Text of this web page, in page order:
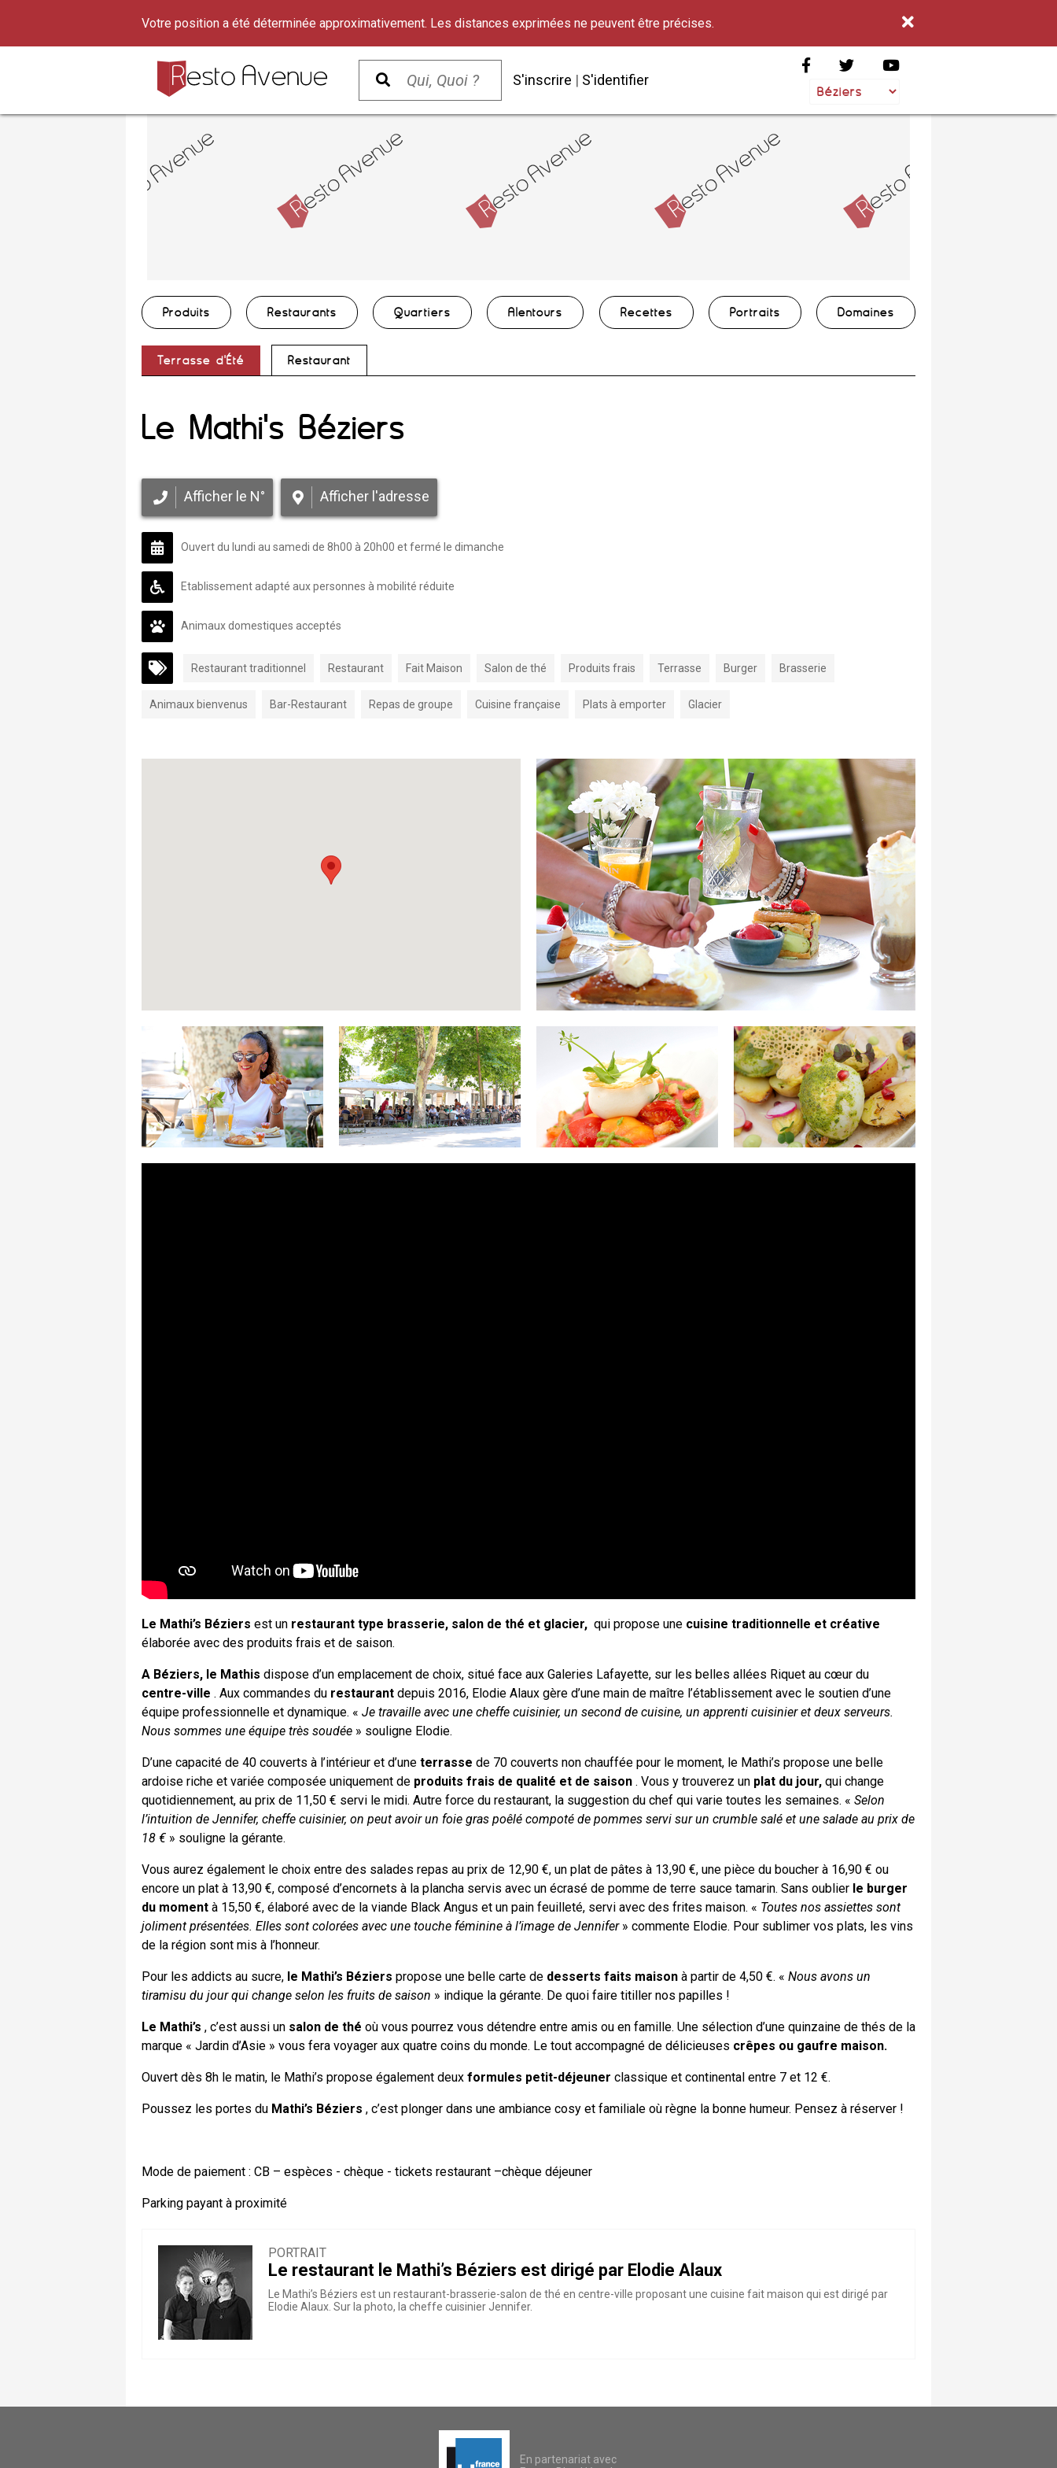
Votre position a été déterminée approximativement. Les distances exprimées ne peuvent être précises.
S'inscrire | S'identifier
Produits Restaurants Quartiers Alentours Recettes Portraits Domaines
Terrasse d'Été Restaurant
Le Mathi's Béziers
Afficher le N° Afficher l'adresse
Ouvert du lundi au samedi de 8h00 à 20h00 et fermé le dimanche
Etablissement adapté aux personnes à mobilité réduite
Animaux domestiques acceptés
Restaurant traditionnel Restaurant Fait Maison Salon de thé Produits frais Terrasse Burger Brasserie
Animaux bienvenus Bar-Restaurant Repas de groupe Cuisine française Plats à emporter Glacier
Le Mathi’s Béziers est un restaurant type brasserie, salon de thé et glacier, qui propose une cuisine traditionnelle et créative
élaborée avec des produits frais et de saison.
A Béziers, le Mathis dispose d’un emplacement de choix, situé face aux Galeries Lafayette, sur les belles allées Riquet au cœur du
centre-ville . Aux commandes du restaurant depuis 2016, Elodie Alaux gère d’une main de maître l’établissement avec le soutien d’une
équipe professionnelle et dynamique. « Je travaille avec une cheffe cuisinier, un second de cuisine, un apprenti cuisinier et deux serveurs.
Nous sommes une équipe très soudée » souligne Elodie.
D’une capacité de 40 couverts à l’intérieur et d’une terrasse de 70 couverts non chauffée pour le moment, le Mathi’s propose une belle
ardoise riche et variée composée uniquement de produits frais de qualité et de saison . Vous y trouverez un plat du jour, qui change
quotidiennement, au prix de 11,50 € servi le midi. Autre force du restaurant, la suggestion du chef qui varie toutes les semaines. « Selon
l’intuition de Jennifer, cheffe cuisinier, on peut avoir un foie gras poêlé compoté de pommes servi sur un crumble salé et une salade au prix de
18 € » souligne la gérante.
Vous aurez également le choix entre des salades repas au prix de 12,90 €, un plat de pâtes à 13,90 €, une pièce du boucher à 16,90 € ou
encore un plat à 13,90 €, composé d’encornets à la plancha servis avec un écrasé de pomme de terre sauce tamarin. Sans oublier le burger
du moment à 15,50 €, élaboré avec de la viande Black Angus et un pain feuilleté, servi avec des frites maison. « Toutes nos assiettes sont
joliment présentées. Elles sont colorées avec une touche féminine à l’image de Jennifer » commente Elodie. Pour sublimer vos plats, les vins
de la région sont mis à l’honneur.
Pour les addicts au sucre, le Mathi’s Béziers propose une belle carte de desserts faits maison à partir de 4,50 €. « Nous avons un
tiramisu du jour qui change selon les fruits de saison » indique la gérante. De quoi faire titiller nos papilles !
Le Mathi’s , c’est aussi un salon de thé où vous pourrez vous détendre entre amis ou en famille. Une sélection d’une quinzaine de thés de la
marque « Jardin d’Asie » vous fera voyager aux quatre coins du monde. Le tout accompagné de délicieuses crêpes ou gaufre maison.
Ouvert dès 8h le matin, le Mathi’s propose également deux formules petit-déjeuner classique et continental entre 7 et 12 €.
Poussez les portes du Mathi’s Béziers , c’est plonger dans une ambiance cosy et familiale où règne la bonne humeur. Pensez à réserver !
Mode de paiement : CB – espèces - chèque - tickets restaurant –chèque déjeuner
Parking payant à proximité
PORTRAIT
Le restaurant le Mathi’s Béziers est dirigé par Elodie Alaux
Le Mathi’s Béziers est un restaurant-brasserie-salon de thé en centre-ville proposant une cuisine fait maison qui est dirigé par
Elodie Alaux. Sur la photo, la cheffe cuisinier Jennifer.
En partenariat avec